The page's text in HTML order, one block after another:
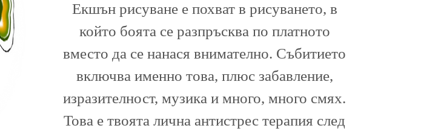
Екшън рисуване е похват в рисуването, в
който боята се разпръсква по платното
вместо да се нанася внимателно. Събитието
включва именно това, плюс забавление,
изразителност, музика и много, много смях.
Това е твоята лична антистрес терапия след